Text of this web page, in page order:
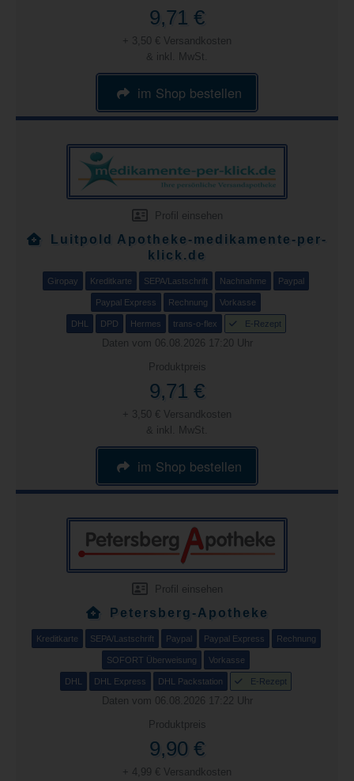
9,71 €
+ 3,50 € Versandkosten
& inkl. MwSt.
im Shop bestellen
Profil einsehen
Luitpold Apotheke-medikamente-per-
klick.de
Giropay Kreditkarte SEPA/Lastschrift Nachnahme Paypal
Paypal Express Rechnung Vorkasse
DHL DPD Hermes trans-o-flex E-Rezept
Daten vom 06.08.2026 17:20 Uhr
Produktpreis
9,71 €
+ 3,50 € Versandkosten
& inkl. MwSt.
im Shop bestellen
Profil einsehen
Petersberg-Apotheke
Kreditkarte SEPA/Lastschrift Paypal Paypal Express Rechnung
SOFORT Überweisung Vorkasse
DHL DHL Express DHL Packstation E-Rezept
Daten vom 06.08.2026 17:22 Uhr
Produktpreis
9,90 €
+ 4,99 € Versandkosten